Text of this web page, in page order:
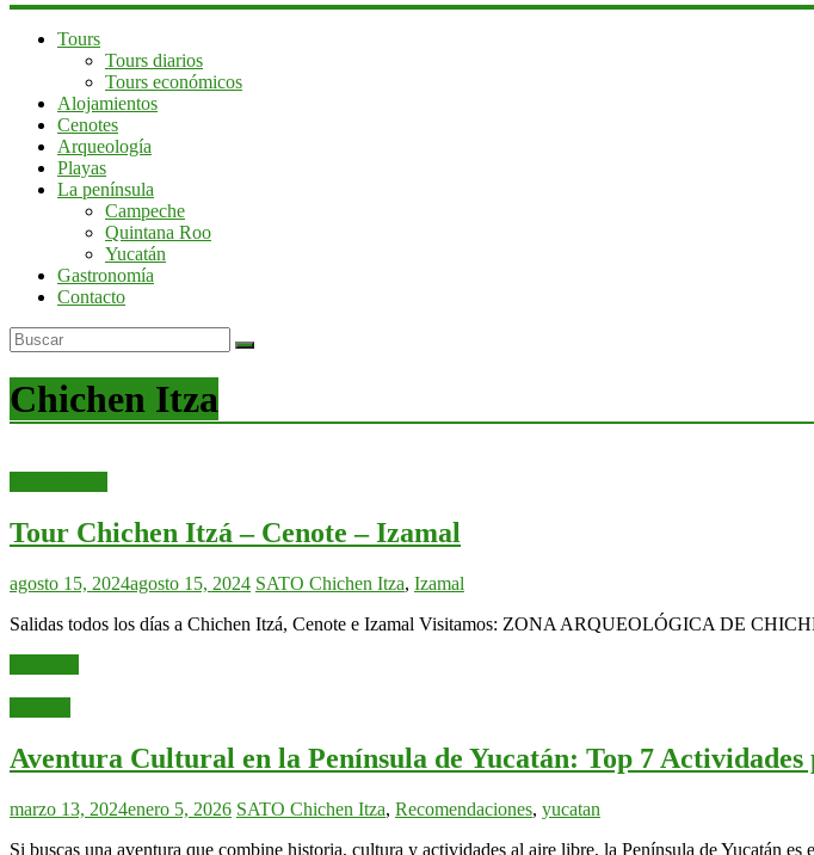
Tours
Tours diarios
Tours económicos
Alojamientos
Cenotes
Arqueología
Playas
La península
Campeche
Quintana Roo
Yucatán
Gastronomía
Contacto
Chichen Itza
Tour Chichen Itzá – Cenote – Izamal
agosto 15, 2024agosto 15, 2024 SATO Chichen Itza, Izamal
Salidas todos los días a Chichen Itzá, Cenote e Izamal Visitamos: ZONA ARQUEOLÓGICA DE
Aventura Cultural en la Península de Yucatán: Top 7
marzo 13, 2024enero 5, 2026 SATO Chichen Itza, Recomendaciones, yucatan
Si buscas una aventura que combine historia, cultura y actividades al aire libre, la Península de Yucatán es